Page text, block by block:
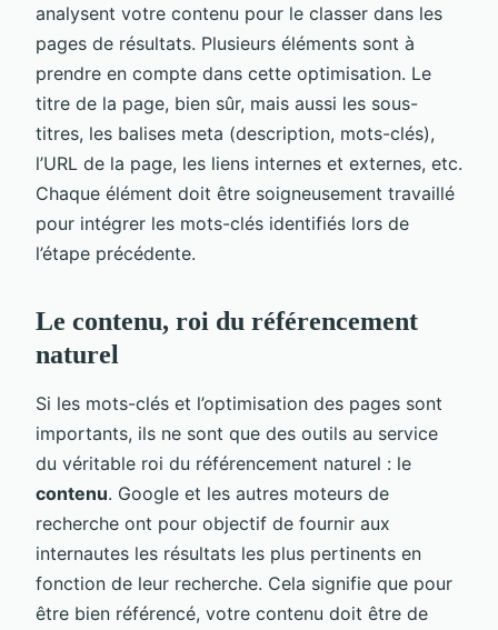
analysent votre contenu pour le classer dans les
pages de résultats. Plusieurs éléments sont à
prendre en compte dans cette optimisation. Le
titre de la page, bien sûr, mais aussi les sous-
titres, les balises meta (description, mots-clés),
l’URL de la page, les liens internes et externes, etc.
Chaque élément doit être soigneusement travaillé
pour intégrer les mots-clés identifiés lors de
l’étape précédente.
Le contenu, roi du référencement
naturel
Si les mots-clés et l’optimisation des pages sont
importants, ils ne sont que des outils au service
du véritable roi du référencement naturel : le
contenu. Google et les autres moteurs de
recherche ont pour objectif de fournir aux
internautes les résultats les plus pertinents en
fonction de leur recherche. Cela signifie que pour
être bien référencé, votre contenu doit être de